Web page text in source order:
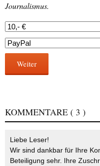
Journalismus.
Weiter
KOMMENTARE ( 3 )
Liebe Leser!
Wir sind dankbar für Ihre
Beteiligung sehr. Ihre